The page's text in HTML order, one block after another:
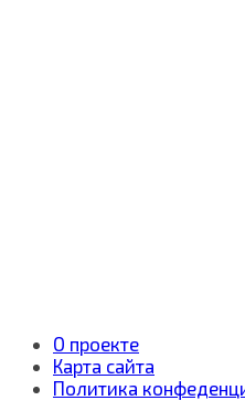
О проекте
Карта сайта
Политика